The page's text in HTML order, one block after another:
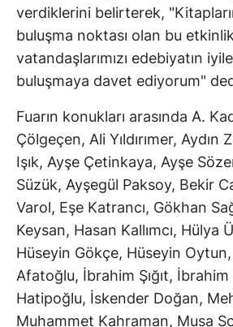
verdiklerini belirterek,
buluşma noktası olan bu
vatandaşlarımızı edebiyatın
buluşmaya davet ediyorum"
Fuarın konukları arasında A.
Çölgeçen, Ali Yıldırımer, Aydın
Işık, Ayşe Çetinkaya, Ayşe
Süzük, Ayşegül Paksoy, Bekir
Varol, Eşe Katrancı, Gökhan
Keysan, Hasan Kallımcı, Hülya
Hüseyin Gökçe, Hüseyin
Afatoğlu, İbrahim Şığıt,
Hatipoğlu, İskender Doğan,
Muhammet Kahraman, Musa